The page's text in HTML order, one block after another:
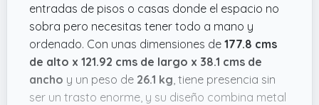
entradas de pisos o casas donde el espacio no
sobra pero necesitas tener todo a mano y
ordenado. Con unas dimensiones de 177.8 cms
de alto x 121.92 cms de largo x 38.1 cms de
ancho y un peso de 26.1 kg , tiene presencia sin
ser un trasto enorme, y su diseño combina metal